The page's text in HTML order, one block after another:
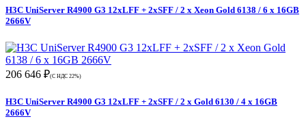
H3C UniServer R4900 G3 12xLFF + 2xSFF / 2 x Xeon Gold 6138 / 6 x 16GB
2666V
206 646 ₽(С НДС 22%)
H3C UniServer R4900 G3 12xLFF + 2xSFF / 2 x Gold 6130 / 4 x 16GB
2666V